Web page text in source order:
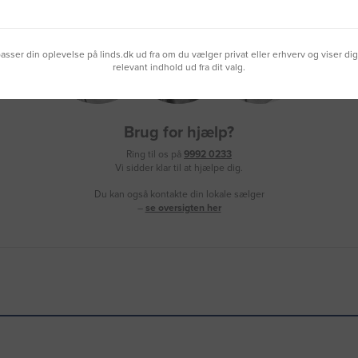
Brug for hjælp?
Ring til os på 9992 0233
Vi sidder klar til at hjælpe dig.
Du kan også kontakte din lokale sælger
– se oversigten her
din oplevelse på linds.dk ud fra om du vælger privat eller erhverv og viser
relevant indhold ud fra dit valg.